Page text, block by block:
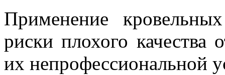
Применение
риски плохого качества
их непрофессиональной